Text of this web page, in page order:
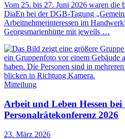
Vom 25. bis 27. Juni 2026 waren die
DiaEn bei der DGB-Tagung
Arbeitnehmerinteressen im
Georgsmarienhütte mit jeweils …
Mitteilung
Arbeit und Leben Hessen
Personalrätekonferenz 2026
23. März 2026